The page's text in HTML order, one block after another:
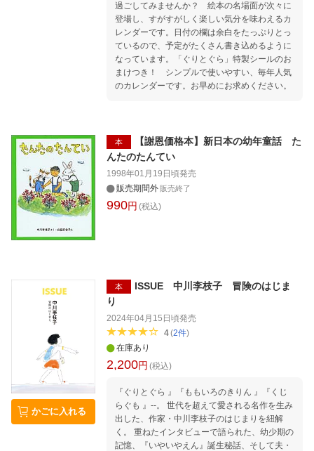
過ごしてみませんか？ 絵本の名場面が次々に
登場し、すがすがしく楽しい気分を味わえるカ
レンダーです。日付の欄は余白をたっぷりとっ
ているので、予定がたくさん書き込めるように
なっています。「ぐりとぐら」特製シールのお
まけつき！ シンプルで使いやすい、毎年人気
のカレンダーです。お早めにお求めください。
本
【謝恩価格本】新日本の幼年童話 た
んたのたんてい
1998年01月19日頃発売
販売期間外 販売終了
990円 (税込)
かごに入れる
本
ISSUE 中川李枝子 冒険のはじま
り
2024年04月15日頃発売
4(2件)
在庫あり
2,200円 (税込)
『ぐりとぐら 』『ももいろのきりん 』『くじ
らぐも 』--。 世代を超えて愛される名作を生み
出した、作家・中川李枝子のはじまりを紐解
く。 重ねたインタビューで語られた、幼少期の
記憶、『いやいやえん』誕生秘話、そして夫・